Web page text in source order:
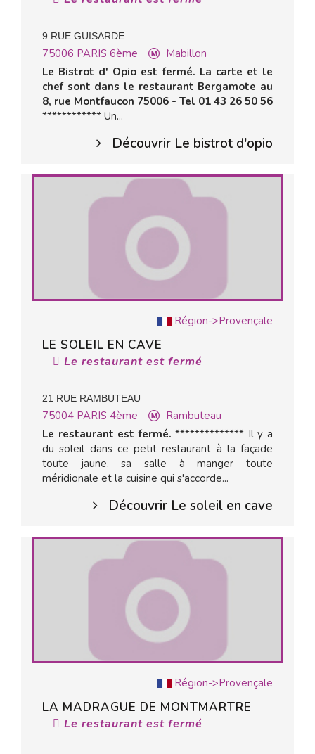
9 RUE GUISARDE
75006 PARIS 6ème
Mabillon
Le Bistrot d' Opio est fermé. La carte et le
chef sont dans le restaurant Bergamote au
8, rue Montfaucon 75006 - Tel 01 43 26 50 56
************ Un...
Découvrir Le bistrot d'opio
Région->Provençale
LE SOLEIL EN CAVE
Le restaurant est fermé
21 RUE RAMBUTEAU
75004 PARIS 4ème
Rambuteau
Le restaurant est fermé. ************** Il y a
du soleil dans ce petit restaurant à la façade
toute jaune, sa salle à manger toute
méridionale et la cuisine qui s'accorde...
Découvrir Le soleil en cave
Région->Provençale
LA MADRAGUE DE MONTMARTRE
Le restaurant est fermé